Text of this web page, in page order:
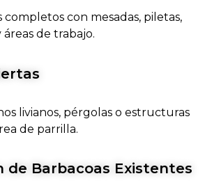
completos con mesadas, piletas,
de trabajo.
livianos, pérgolas o estructuras
de parrilla.
de Barbacoas Existentes